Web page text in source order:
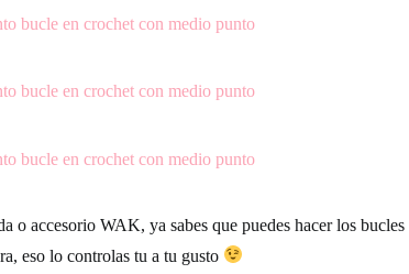
o accesorio WAK, ya sabes que puedes hacer los bucles
eso lo controlas tu a tu gusto